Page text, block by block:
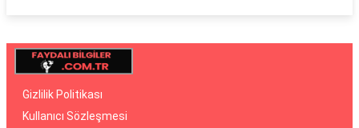
Gizlilik Politikası
Kullanıcı Sözleşmesi